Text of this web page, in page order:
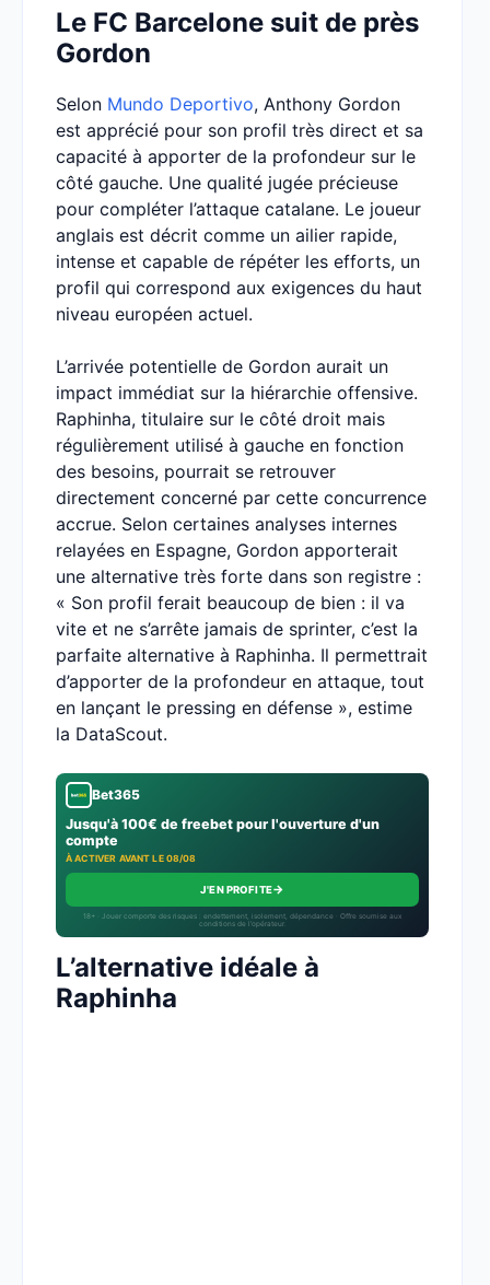
Le FC Barcelone suit de près
Gordon
Selon Mundo Deportivo, Anthony Gordon
est apprécié pour son profil très direct et sa
capacité à apporter de la profondeur sur le
côté gauche. Une qualité jugée précieuse
pour compléter l’attaque catalane. Le joueur
anglais est décrit comme un ailier rapide,
intense et capable de répéter les efforts, un
profil qui correspond aux exigences du haut
niveau européen actuel.
L’arrivée potentielle de Gordon aurait un
impact immédiat sur la hiérarchie offensive.
Raphinha, titulaire sur le côté droit mais
régulièrement utilisé à gauche en fonction
des besoins, pourrait se retrouver
directement concerné par cette concurrence
accrue. Selon certaines analyses internes
relayées en Espagne, Gordon apporterait
une alternative très forte dans son registre :
« Son profil ferait beaucoup de bien : il va
vite et ne s’arrête jamais de sprinter, c’est la
parfaite alternative à Raphinha. Il permettrait
d’apporter de la profondeur en attaque, tout
en lançant le pressing en défense », estime
la DataScout.
Bet365
Jusqu'à 100€ de freebet pour l'ouverture d'un
compte
À ACTIVER AVANT LE 08/08
J'EN PROFITE→
18+ · Jouer comporte des risques : endettement, isolement, dépendance · Offre soumise aux
conditions de l’opérateur.
L’alternative idéale à
Raphinha